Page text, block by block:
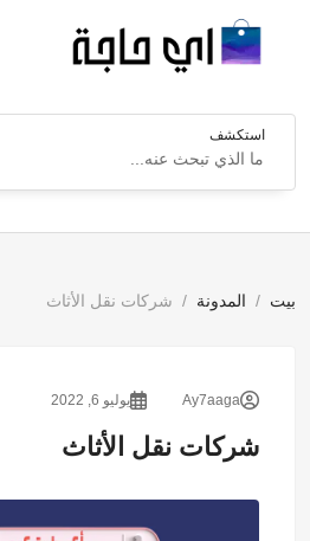
استكشف
بيت المدونة شركات نقل الأثاث
Ay7aaga يوليو 6, 2022
شركات نقل الأثاث